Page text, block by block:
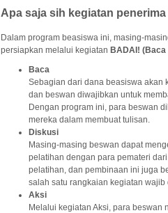
Apa saja sih kegiatan
Dalam program beasiswa ini, masing-
persiapkan melalui kegiatan BADAI!
Baca
Sebagian dari dana beasiswa akan
dan beswan diwajibkan untuk
Dengan program ini, para beswan
mereka dalam membuat tulisan.
Diskusi
Masing-masing beswan dapat
pelatihan dengan para pemateri
pelatihan, dan pembinaan ini juga
salah satu rangkaian kegiatan
Aksi
Melalui kegiatan Aksi, para